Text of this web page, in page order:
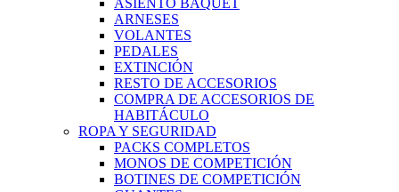
ASIENTO BAQUET
ARNESES
VOLANTES
PEDALES
EXTINCIÓN
RESTO DE ACCESORIOS
COMPRA DE ACCESORIOS DE
HABITÁCULO
ROPA Y SEGURIDAD
PACKS COMPLETOS
MONOS DE COMPETICIÓN
BOTINES DE COMPETICIÓN